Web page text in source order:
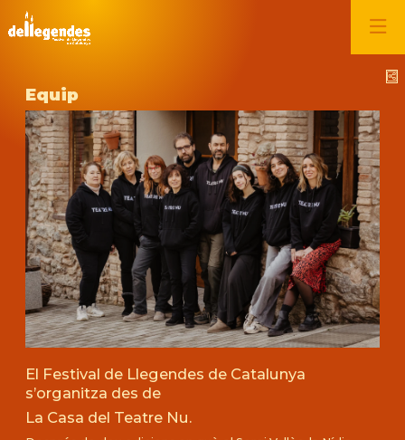
Equip
El Festival de Llegendes de Catalunya
s’organitza des de
La Casa del Teatre Nu.